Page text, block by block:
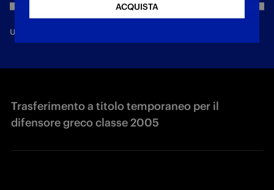
UNDER 23
Trasferimento a titolo temporaneo per il
difensore greco classe 2005
ACQUISTA